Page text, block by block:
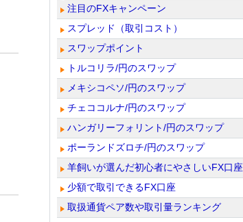
注目のFXキャンペーン
スプレッド（取引コスト）
スワップポイント
トルコリラ/円のスワップ
メキシコペソ/円のスワップ
チェココルナ/円のスワップ
ハンガリーフォリント/円のスワップ
ポーランドズロチ/円のスワップ
羊飼いが選んだ初心者にやさしいFX口座
少額で取引できるFX口座
取扱通貨ペア数や取引量ランキング